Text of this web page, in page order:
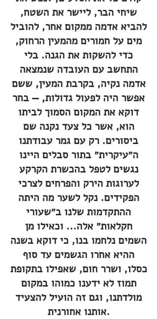
שיחי הבר, ליישר את השטח,
להביא אדמה ממקום אחר, להוביל
מים על חמורים מהמעין הרחוק,
כדי להשקות את הגנה. בלי
התחשב עם העובדה שנמצאה
אדמה נקיה, בקרבת המעין, ששם
אפשר היה לפעול גדולות, — בחר
דוקא את המקום הסמוך לביתו
הוא, אשר כל צעד נקנה שם
ביסורים. רק עם גמר עבודתנו
ה״עיקרית״ בתור סבלים היינו
נגשים לטפל בהכשרת הקרקע
לערוגות הירק והפרחים לצרכי
הפקידים. נקל לשער מה היתה
ההתקדמות שלנו ב״שעורי
חקלאות״ אלה... וכאילו מן
השמים נלחמו בנו, כי דוקא בשנה
ההיא אחרו הגשמים עד סוף
כסלו, ושרר חום, שאפילו בתקופת
תמוז לא ידענו כמוהו במקום
מולדתנו, וגם זה הועיל להצעיד
אותנו אחורנית.